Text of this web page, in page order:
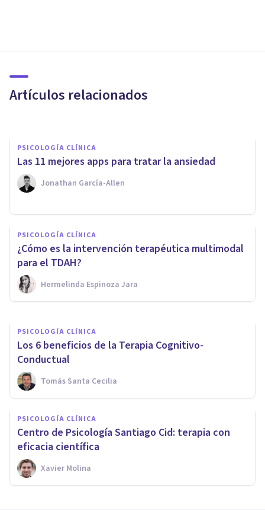
Artículos relacionados
ansiedad
PSICOLOGÍA CLÍNICA
Las 11 mejores apps para tratar la ansiedad
Jonathan García-Allen
PSICOLOGÍA CLÍNICA
¿Cómo es la intervención terapéutica multimodal
para el TDAH?
Hermelinda Espinoza Jara
¿Cuál es la relación entre el
perfeccionismo y la ansiedad
en el trabajo?
Mario Arrimada
PSICOLOGÍA CLÍNICA
Los 6 beneficios de la Terapia Cognitivo-
Conductual
Tomás Santa Cecilia
PSICOLOGÍA CLÍNICA
Centro de Psicología Santiago Cid: terapia con
eficacia científica
Xavier Molina